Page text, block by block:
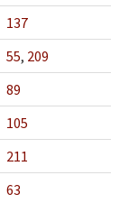
137
55, 209
89
105
211
63